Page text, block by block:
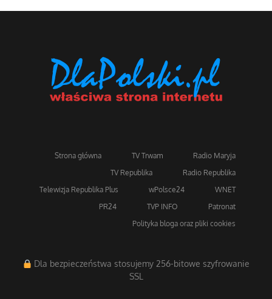
Strona główna TV Trwam
Radio Maryja
TV Republika
Radio Republika
Telewizja Republika Plus
wPolsce24
WNET
PR24
TVP INFO
Patronat
Polityka bloga oraz pliki cookies
Dla bezpieczeństwa stosujemy 256-bitowe szyfrowanie
SSL